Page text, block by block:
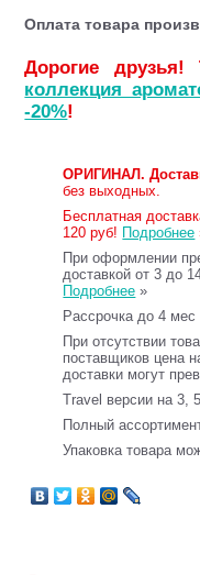
Оплата товара
Дорогие друзья!
коллекция
-20%!
ОРИГИНАЛ.
без выходных.
Бесплатная
120 руб! Подробнее
При оформлении
доставкой от 3 до
Подробнее »
Рассрочка до 4
При отсутствии
поставщиков цена
доставки могут
Travel версии на 3,
Полный
Упаковка товара